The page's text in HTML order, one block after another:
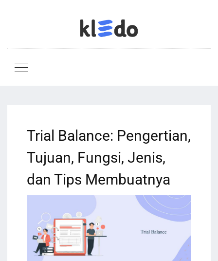
Trial Balance: Pengertian,
Tujuan, Fungsi, Jenis,
dan Tips Membuatnya